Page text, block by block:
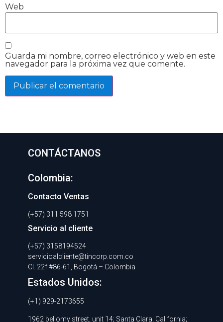
Web
Guarda mi nombre, correo electrónico y web en este
navegador para la próxima vez que comente.
CONTÁCTANOS
Colombia:
Contacto Ventas
(+57) 311 598 1751
Servicio al cliente
(+57) 3158194524
servicioalcliente@tincorp.com.co
Cl. 22f #86-61, Bogotá – Colombia
Estados Unidos:
(+1) 929-2173655
1962 bellomy street, unit 14; Santa Clara, California;